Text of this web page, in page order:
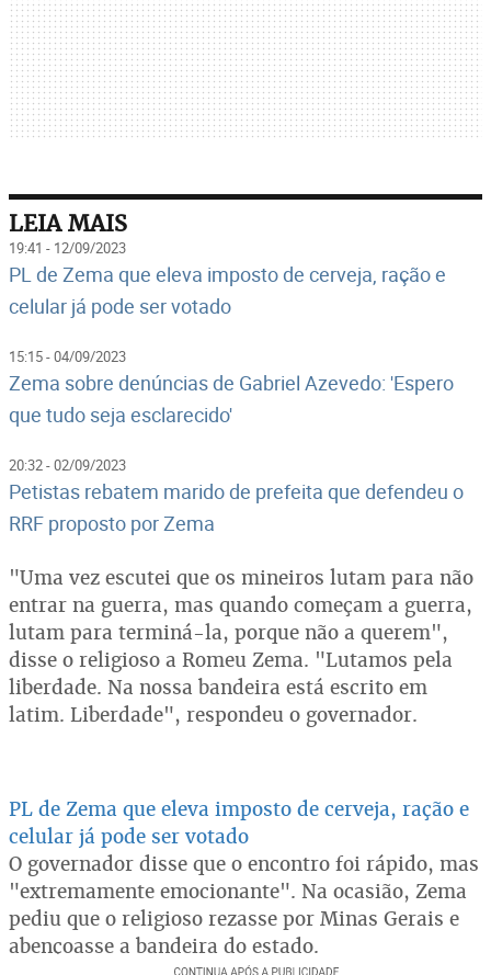
LEIA MAIS
19:41 - 12/09/2023
PL de Zema que eleva imposto de cerveja, ração e
celular já pode ser votado
15:15 - 04/09/2023
Zema sobre denúncias de Gabriel Azevedo: 'Espero
que tudo seja esclarecido'
20:32 - 02/09/2023
Petistas rebatem marido de prefeita que defendeu o
RRF proposto por Zema
"Uma vez escutei que os mineiros lutam para não
entrar na guerra, mas quando começam a guerra,
lutam para terminá-la, porque não a querem",
disse o religioso a Romeu Zema. "Lutamos pela
liberdade. Na nossa bandeira está escrito em
latim. Liberdade", respondeu o governador.
PL de Zema que eleva imposto de cerveja, ração e
celular já pode ser votado
O governador disse que o encontro foi rápido, mas
"extremamente emocionante". Na ocasião, Zema
pediu que o religioso rezasse por Minas Gerais e
abençoasse a bandeira do estado.